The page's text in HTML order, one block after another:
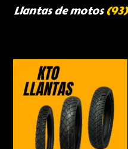
Llantas de motos(93)